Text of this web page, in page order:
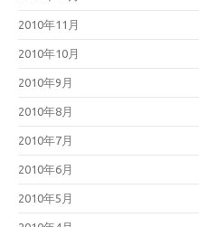
2010年11月
2010年10月
2010年9月
2010年8月
2010年7月
2010年6月
2010年5月